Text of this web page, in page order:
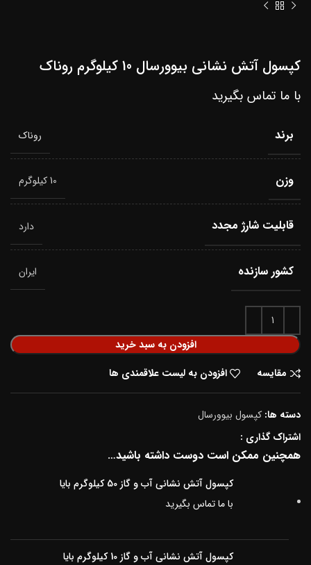
کپسول آتش نشانی بیوورسال 10 کیلوگرم روناک
با ما تماس بگیرید
برند روناک
وزن 10 کیلوگرم
قابلیت شارژ مجدد دارد
کشور سازنده ایران
افزودن به سبد خرید
مقایسه
افزودن به لیست علاقمندی ها
دسته ها: کپسول بیوورسال
اشتراک گذاری :
همچنین ممکن است دوست داشته باشید…
کپسول آتش نشانی آب و گاز 50 کیلوگرم بایا
با ما تماس بگیرید
کپسول آتش نشانی آب و گاز 10 کیلوگرم بایا